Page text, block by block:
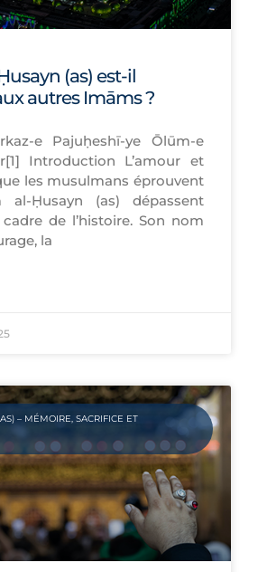
(as) est-il
autres Imāms ?
e Pajuḥeshī-ye Ōlūm-e
Introduction L’amour et
les musulmans éprouvent
al-Ḥusayn (as) dépassent
de l’histoire. Son nom
la
– MÉMOIRE, SACRIFICE ET